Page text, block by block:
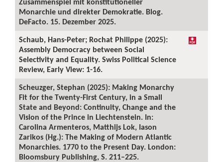
Monarchie und direkter Demokratie. Blog.
DeFacto. 15. Dezember 2025.
Schaub, Hans-Peter; Rochat Philippe (2025):
Assembly Democracy between Social
Selectivity and Equality. Swiss Political Science
Review, Early View: 1-16.
Scheuzger, Stephan (2025): Making Monarchy
Fit for the Twenty-First Century, in a Small
State and Beyond: Continuity, Change and the
Vision of the Prince in Liechtenstein. In:
Carolina Armenteros, Matthijs Lok, Iason
Zarikos (Hg.): The Making of Modern Atlantic
Monarchies. 1770 to the Present Day. London:
Bloomsbury Publishing, S. 211–225.